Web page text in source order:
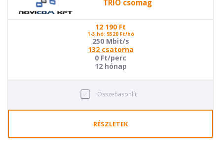
TRIÓ csomag
12 190 Ft
1-3.hó: 9320 Ft/hó
250 Mbit/s
132 csatorna
0 Ft/perc
12 hónap
Összehasonlít
RÉSZLETEK